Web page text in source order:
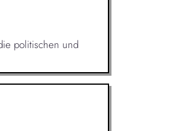
politischen und